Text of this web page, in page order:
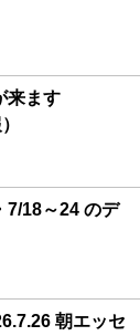
来ます
7/18～24 のデ
朝エッセ